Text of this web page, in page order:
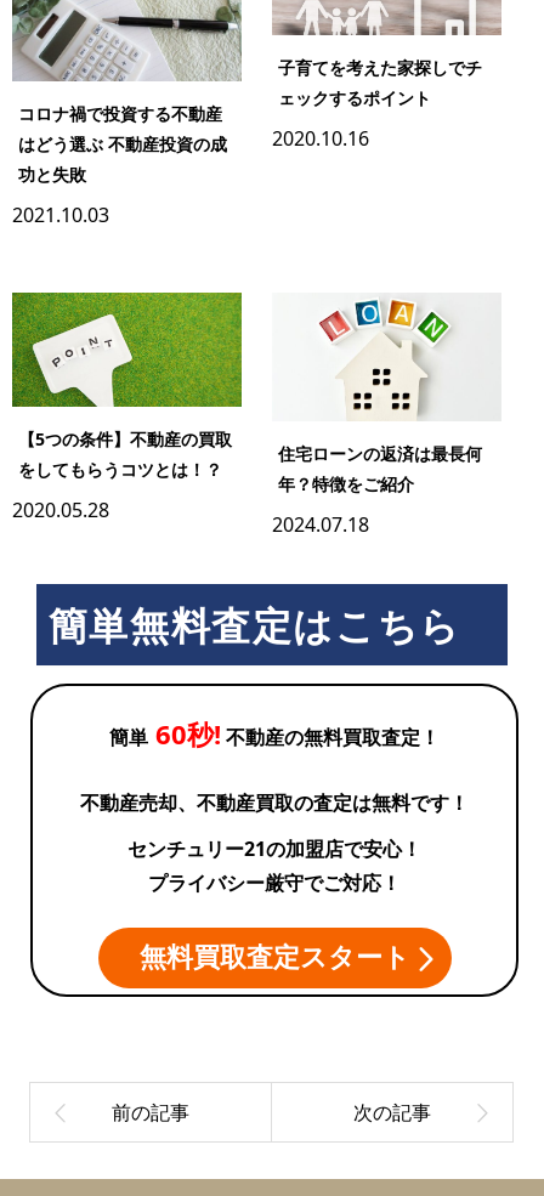
コロナ禍で投資する不動産
はどう選ぶ 不動産投資の成
功と失敗
2021.10.03
子育てを考えた家探しでチ
ェックするポイント
2020.10.16
【5つの条件】不動産の買取
をしてもらうコツとは！？
2020.05.28
住宅ローンの返済は最長何
年？特徴をご紹介
2024.07.18
簡単無料査定はこちら
簡単 60秒! 不動産の無料買取査定！
不動産売却、不動産買取の査定は無料です！
センチュリー21の加盟店で安心！
プライバシー厳守でご対応！
無料買取査定スタート